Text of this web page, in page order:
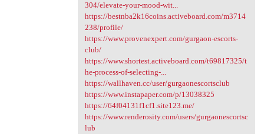
304/elevate-your-mood-wit...
https://bestnba2k16coins.activeboard.com/m3714
238/profile/
https://www.provenexpert.com/gurgaon-escorts-
club/
https://www.shortest.activeboard.com/t69817325/t
he-process-of-selecting-...
https://wallhaven.cc/user/gurgaonescortsclub
https://www.instapaper.com/p/13038325
https://64f04131f1cf1.site123.me/
https://www.renderosity.com/users/gurgaonescortsc
lub